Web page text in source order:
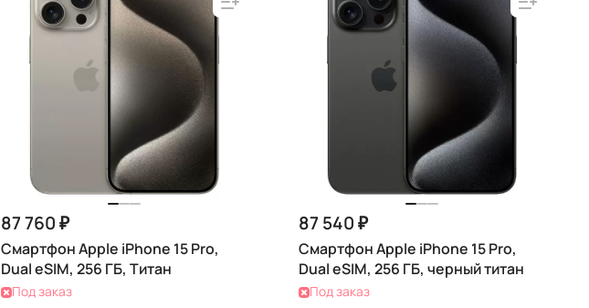
87 760 ₽
Смартфон Apple iPhone 15 Pro,
Dual eSIM, 256 ГБ, Титан
Под заказ
87 540 ₽
Смартфон Apple iPhone 15 Pro,
Dual eSIM, 256 ГБ, черный титан
Под заказ